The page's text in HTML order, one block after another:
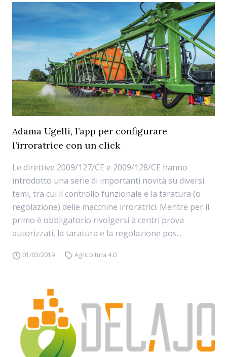
Adama Ugelli, l’app per configurare
l’irroratrice con un click
Le direttive 2009/127/CE e 2009/128/CE hanno
introdotto una serie di importanti novità su diversi
temi, tra cui il controllo funzionale e la taratura (o
regolazione) delle macchine irroratrici. Mentre per il
primo è obbligatorio rivolgersi a centri prova
autorizzati, la taratura e la regolazione pos...
01/03/2019 Agricoltura 4.0